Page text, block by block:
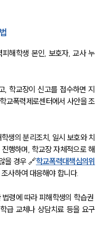
피해학생 본인, 보호자, 교사 누
, 학교장이 신고를 접수하면 지
교폭력제로센터에서 사안을 조
생의 분리조치, 일시 보호와 치
행하며, 학교장 자체적으로 해
을 경우 🔗학교폭력대책심의위
사하여 대응해야 합니다.
령에 따라 피해학생의 학습권
급 교체나 상담치료 등을 요구